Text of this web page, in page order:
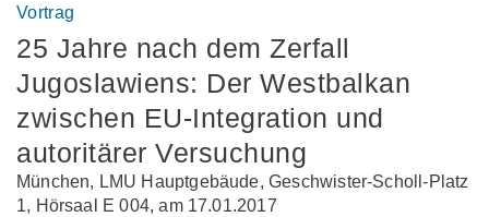
Vortrag
25 Jahre nach dem Zerfall
Jugoslawiens: Der Westbalkan
zwischen EU-Integration und
autoritärer Versuchung
München, LMU Hauptgebäude, Geschwister-Scholl-Platz
1, Hörsaal E 004, am 17.01.2017